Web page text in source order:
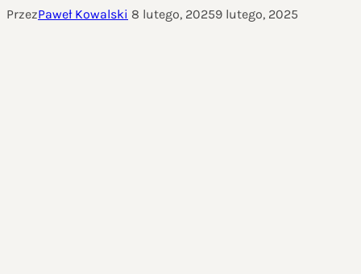
PrzezPaweł Kowalski 8 lutego, 20259 lutego, 2025